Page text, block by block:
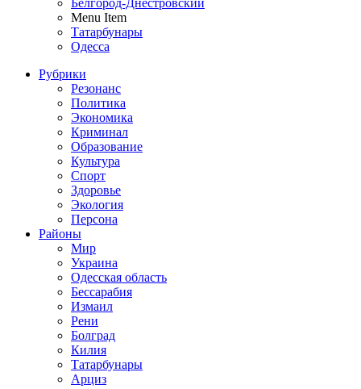
Белгород-Днестровский
Menu Item
Татарбунары
Одесса
Рубрики
Резонанс
Политика
Экономика
Криминал
Образование
Культура
Спорт
Здоровье
Экология
Персона
Районы
Мир
Украина
Одесская область
Бессарабия
Измаил
Рени
Болград
Килия
Татарбунары
Арциз